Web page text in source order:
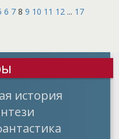
6 7 8 9 10 11 12 ... 17
история